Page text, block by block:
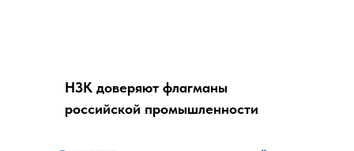
НЗК доверяют флагманы
российской промышленности